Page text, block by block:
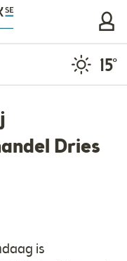
15°
Dries
is